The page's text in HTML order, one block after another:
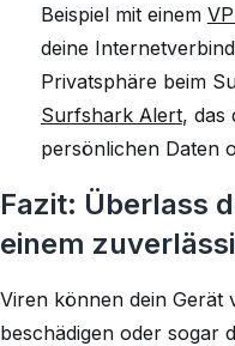
Beispiel mit einem
deine
Privatsphäre beim
Surfshark Alert, das
persönlichen Daten
Fazit: Überlass
einem
Viren können dein Gerät
beschädigen oder sogar